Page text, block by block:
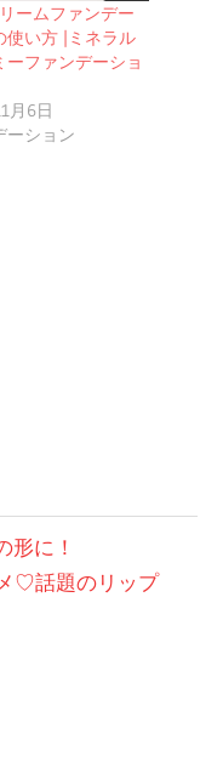
ームファンデー
使い方 |ミネラル
ーファンデーショ
月6日
ーション
形に！
♡話題のリップ